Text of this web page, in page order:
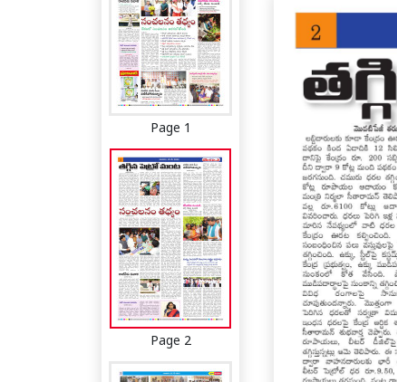
Page 1
Page 2